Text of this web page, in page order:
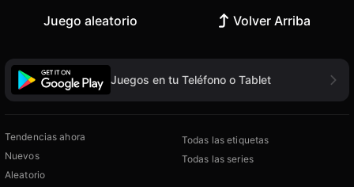
Juego aleatorio Volver Arriba
Juegos en tu Teléfono o Tablet
Tendencias ahora
Nuevos
Aleatorio
Todas las etiquetas
Todas las series